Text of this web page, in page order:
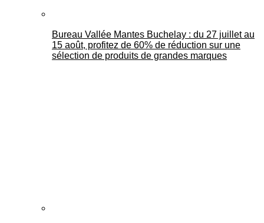
Bureau Vallée Mantes Buchelay : du 27 juillet au
15 août, profitez de 60% de réduction sur une
sélection de produits de grandes marques